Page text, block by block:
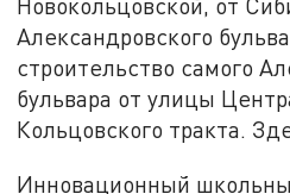
Новокольцовской, от
Александровского
строительство самого
бульвара от улицы
Кольцовского тракта.
Инновационный